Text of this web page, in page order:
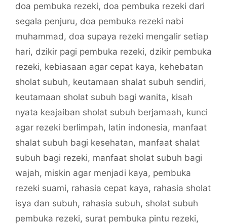
doa pembuka rezeki, doa pembuka rezeki dari
segala penjuru, doa pembuka rezeki nabi
muhammad , doa supaya rezeki mengalir setiap
hari, dzikir pagi pembuka rezeki, dzikir pembuka
rezeki, kebiasaan agar cepat kaya, kehebatan
sholat subuh, keutamaan shalat subuh sendiri,
keutamaan sholat subuh bagi wanita, kisah
nyata keajaiban sholat subuh berjamaah, kunci
agar rezeki berlimpah, latin indonesia, manfaat
shalat subuh bagi kesehatan, manfaat shalat
subuh bagi rezeki, manfaat sholat subuh bagi
wajah, miskin agar menjadi kaya, pembuka
rezeki suami, rahasia cepat kaya, rahasia sholat
isya dan subuh, rahasia subuh, sholat subuh
pembuka rezeki, surat pembuka pintu rezeki,